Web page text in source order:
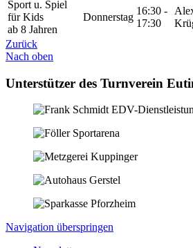
Sport u. Spiel
für Kids
ab 8 Jahren
Donnerstag
16:30 -
17:30
Zurück
Nach oben
Unterstützer des Turnverein
Navigation überspringen